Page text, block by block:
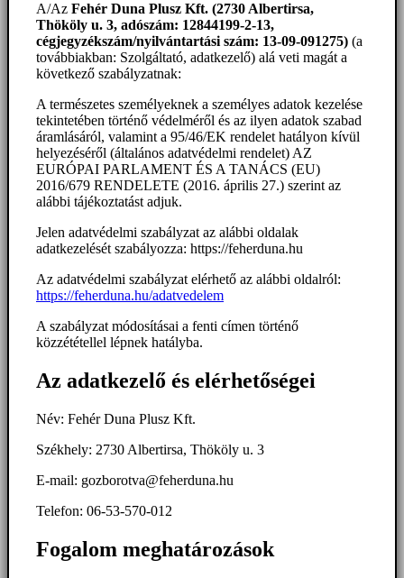
A/Az Fehér Duna Plusz Kft. (2730 Albertirsa,
Thököly u. 3, adószám: 12844199-2-13,
cégjegyzékszám/nyilvántartási szám: 13-09-091275) (a
továbbiakban: Szolgáltató, adatkezelő) alá veti magát a
következő szabályzatnak:
A természetes személyeknek a személyes adatok kezelése
tekintetében történő védelméről és az ilyen adatok szabad
áramlásáról, valamint a 95/46/EK rendelet hatályon kívül
helyezéséről (általános adatvédelmi rendelet) AZ
EURÓPAI PARLAMENT ÉS A TANÁCS (EU)
2016/679 RENDELETE (2016. április 27.) szerint az
alábbi tájékoztatást adjuk.
Jelen adatvédelmi szabályzat az alábbi oldalak
adatkezelését szabályozza: https://feherduna.hu
Az adatvédelmi szabályzat elérhető az alábbi oldalról:
https://feherduna.hu/adatvedelem
A szabályzat módosításai a fenti címen történő
közzététellel lépnek hatályba.
Az adatkezelő és elérhetőségei
Név: Fehér Duna Plusz Kft.
Székhely: 2730 Albertirsa, Thököly u. 3
E-mail: gozborotva@feherduna.hu
Telefon: 06-53-570-012
Fogalom meghatározások